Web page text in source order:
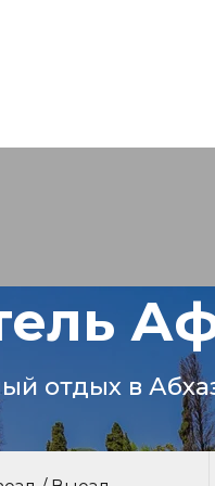
отдых в